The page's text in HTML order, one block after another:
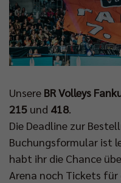
Unsere BR Volleys
215 und 418.
Die Deadline zur
Buchungsformular ist
habt ihr die Chance
Arena noch Tickets für